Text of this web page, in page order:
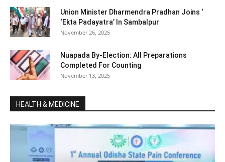
Union Minister Dharmendra Pradhan Joins ‘
‘Ekta Padayatra’ In Sambalpur
November 26, 2025
Nuapada By-Election: All Preparations
Completed For Counting
November 13, 2025
HEALTH & MEDICINE